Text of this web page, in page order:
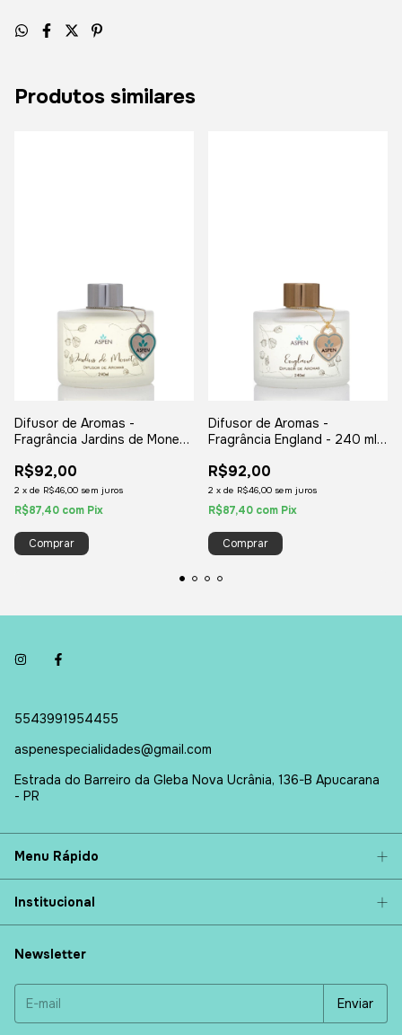
Produtos similares
Difusor de Aromas -
Fragrância Jardins de Monet -
R$92,00
2 x de R$46,00 sem juros
R$87,40 com Pix
Difusor de Aromas -
Fragrância England - 240 ml
R$92,00
2 x de R$46,00 sem juros
R$87,40 com Pix
5543991954455
aspenespecialidades@gmail.com
Estrada do Barreiro da Gleba Nova Ucrânia, 136-B Apucarana
- PR
Menu Rápido
Institucional
Newsletter